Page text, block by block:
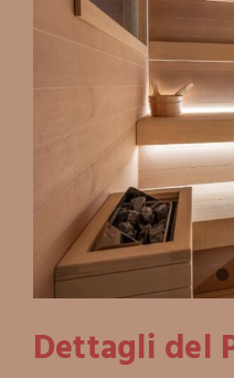
Dettagli del